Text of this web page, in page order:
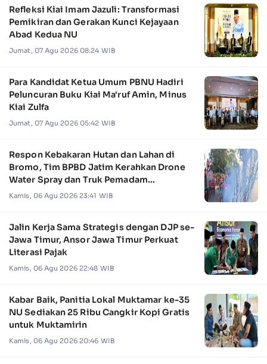
Refleksi Kiai Imam Jazuli: Transformasi
Pemikiran dan Gerakan Kunci Kejayaan
Abad Kedua NU
Jumat, 07 Agu 2026 08:24 WIB
Para Kandidat Ketua Umum PBNU Hadiri
Peluncuran Buku Kiai Ma'ruf Amin, Minus
Kiai Zulfa
Jumat, 07 Agu 2026 05:42 WIB
Respon Kebakaran Hutan dan Lahan di
Bromo, Tim BPBD Jatim Kerahkan Drone
Water Spray dan Truk Pemadam
Kebakaran
Kamis, 06 Agu 2026 23:41 WIB
Jalin Kerja Sama Strategis dengan DJP se-
Jawa Timur, Ansor Jawa Timur Perkuat
Literasi Pajak
Kamis, 06 Agu 2026 22:48 WIB
Kabar Baik, Panitia Lokal Muktamar ke-35
NU Sediakan 25 Ribu Cangkir Kopi Gratis
untuk Muktamirin
Kamis, 06 Agu 2026 20:46 WIB